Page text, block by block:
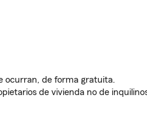
ocurran, de forma gratuita.
de vivienda no de